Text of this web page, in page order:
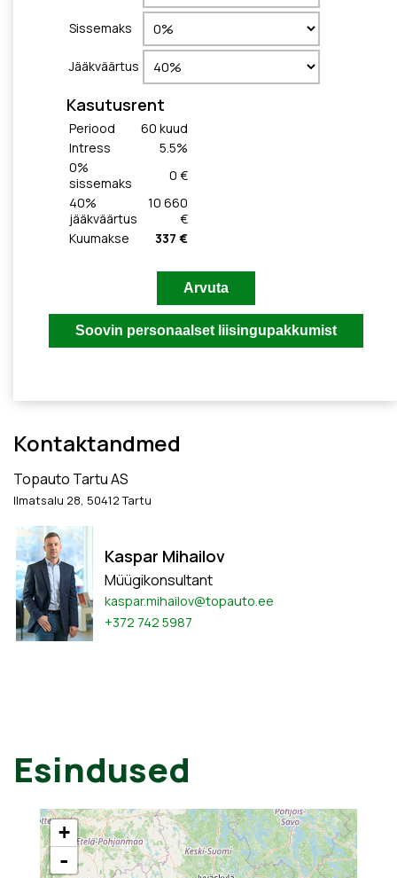
Sissemaks
Jääkväärtus
Kasutusrent
Periood 60 kuud
Intress
5.5%
0%
sissemaks
0 €
40%
jääkväärtus
10 660
€
Kuumakse
337 €
Kontaktandmed
Topauto Tartu AS
Ilmatsalu 28, 50412 Tartu
Kaspar Mihailov
Müügikonsultant
kaspar.mihailov@topauto.ee
+372 742 5987
Esindused
+
-